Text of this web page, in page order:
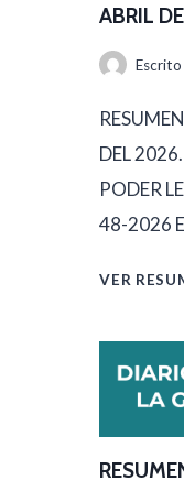
ABRIL
DEL
PODER
48-2026
VER